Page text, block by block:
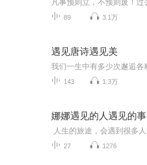
89 3.1万
遇见唐诗遇见美
143 1.3万
娜娜遇见的人遇见的事
27 1276